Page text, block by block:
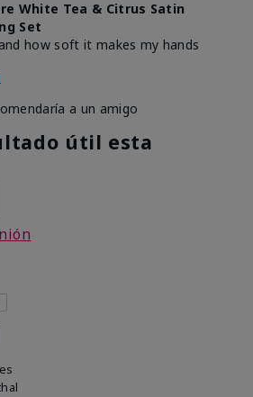
White Tea & Citrus Satin
Set
how soft it makes my hands
a un amigo
útil esta